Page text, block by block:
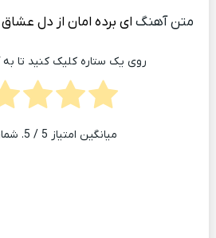
متن آهنگ ای برده امان از دل
روی یک ستاره کلیک کنید تا به
میانگین امتیاز 5 / 5. شمارش آرا: